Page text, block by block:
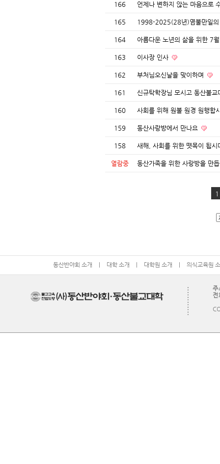
166 언제나 변하지 않는 마음으로
165 1998-2025(28년)염불만일의
164 아름다운 노년의 삶을 위한 7
163 이사장 인사
162 부처님오신날을 맞이하며
161 신규탁학장님 모시고 동산불
160 사회를 위해 원불 원경 원행합
159 동산사랑방에서 만나요
158 새해, 사회를 위한 뗏목이 됩
열람중 동산가족을 위한 사랑방을 만
1
동산반야회 소개 | 대학 소개 | 대학원 소개 | 의식교육원